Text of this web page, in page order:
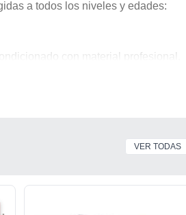
a todos los niveles y edades:
con material profesional.
fussion, hip hop, disco, etc.
VER TODAS